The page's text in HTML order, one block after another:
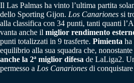
Il Las Palmas ha vinto l’ultima partita
dello Sporting Gijon. Los Canariones si
alla classifica con 34 punti, tanti quanti
vanta anche il miglior rendimento
punti totalizzati in 9 trasferte. Pimienta ha
equilibrio alla sua squadra che,
anche la 2ª miglior difesa de LaLiga2.
permesso a Los Canariones di